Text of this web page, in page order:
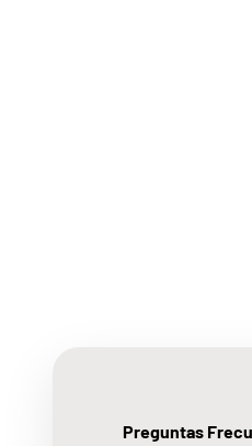
Preguntas